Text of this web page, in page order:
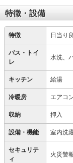
特徴・設備
特徴 日当り
バス・トイ
レ
水洗、
キッチン 給湯
冷暖房 エアコ
収納 押入
設備・機能 室内洗
セキュリテ
ィ
火災警